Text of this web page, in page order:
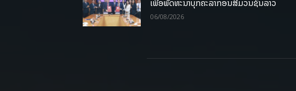
ເພື່ອພັດທະນາບຸກຄະລາກອນສື່ມວນຊົນລາວ
06/08/2026